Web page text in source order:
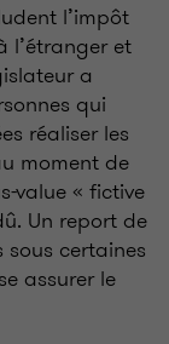
l’impôt
l’étranger et
a
qui
réaliser les
moment de
value « fictive
Un report de
certaines
assurer le